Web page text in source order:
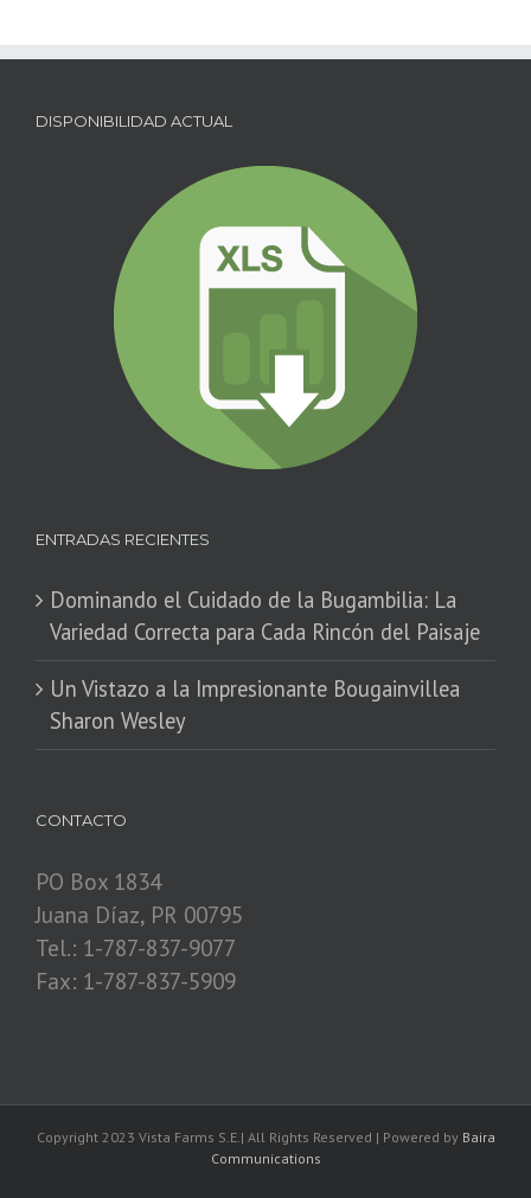
DISPONIBILIDAD ACTUAL
ENTRADAS RECIENTES
Dominando el Cuidado de la Bugambilia: La
Variedad Correcta para Cada Rincón del Paisaje
​Un Vistazo a la Impresionante Bougainvillea
Sharon Wesley
CONTACTO
PO Box 1834
Juana Díaz, PR 00795
Tel.: 1-787-837-9077
Fax: 1-787-837-5909
Copyright 2023 Vista Farms S.E.| All Rights Reserved | Powered by Baira
Communications